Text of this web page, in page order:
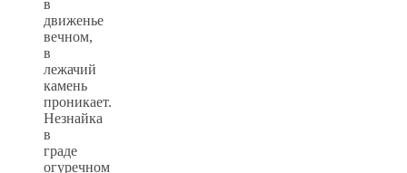
в
движенье
вечном,
в
лежачий
камень
проникает.
Незнайка
в
граде
огуречном